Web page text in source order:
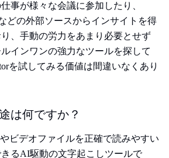
事が様々な会議に参加したり、
どの外部ソースからインサイトを得
、手動の労力をあまり必要とせず
インワンの強力なツールを探して
を試してみる価値は間違いなくあり
は何ですか？
ビデオファイルを正確で読みやすい
るAI駆動の文字起こしツールで